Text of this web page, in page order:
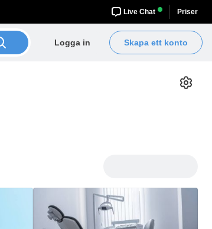
Live Chat Priser
Logga in Skapa ett konto